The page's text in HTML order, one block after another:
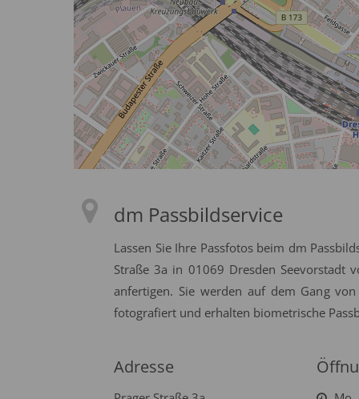
dm Passbildservice
Lassen Sie Ihre Passfotos beim dm
Straße 3a in 01069 Dresden Seevorstadt
anfertigen. Sie werden auf dem Gang
fotografiert und erhalten biometrische
Adresse